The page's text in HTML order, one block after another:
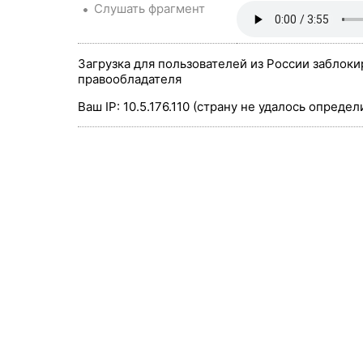
Слушать фрагмент
Загрузка для пользователей из России
правообладателя
Ваш IP: 10.5.176.110 (страну не удалось